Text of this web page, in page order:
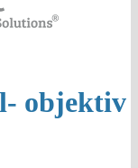
objektiv